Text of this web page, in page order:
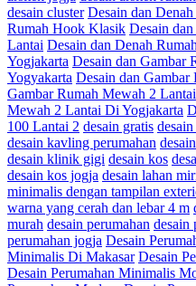
desain cluster Desain dan
Rumah Hook Klasik Desain
Lantai Desain dan Denah
Yogjakarta Desain dan Gambar
Yogyakarta Desain dan Gambar
Gambar Rumah Mewah 2 Lantai
Mewah 2 Lantai Di Yogjakarta
100 Lantai 2 desain gratis
desain kavling perumahan
desain klinik gigi desain kos
desain kos jogja desain lahan
minimalis dengan tampilan
warna yang cerah dan lebar 4 m
murah desain perumahan desain
perumahan jogja Desain
Minimalis Di Makasar Desain
Desain Perumahan Minimalis